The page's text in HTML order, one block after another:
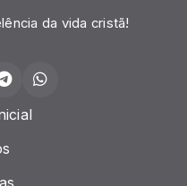
da vida cristã!